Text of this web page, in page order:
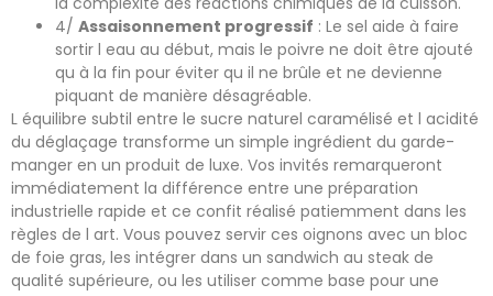
4/ Assaisonnement progressif : Le sel aide à faire
sortir l eau au début, mais le poivre ne doit être ajouté
qu à la fin pour éviter qu il ne brûle et ne devienne
piquant de manière désagréable.
L équilibre subtil entre le sucre naturel caramélisé et l acidité
du déglaçage transforme un simple ingrédient du garde-
manger en un produit de luxe. Vos invités remarqueront
immédiatement la différence entre une préparation
industrielle rapide et ce confit réalisé patiemment dans les
règles de l art. Vous pouvez servir ces oignons avec un bloc
de foie gras, les intégrer dans un sandwich au steak de
qualité supérieure, ou les utiliser comme base pour une